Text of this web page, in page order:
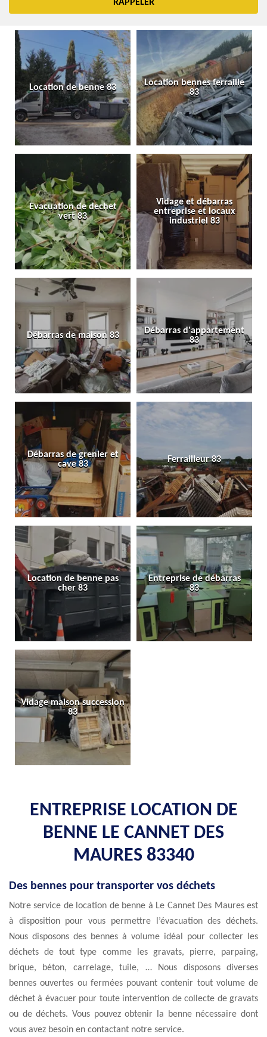
Location de benne 83
Location bennes ferraille
83
Evacuation de dechet
vert 83
Vidage et débarras
entreprise et locaux
industriel 83
Débarras de maison 83
Débarras d'appartement
83
Débarras de grenier et
cave 83
Ferrailleur 83
Location de benne pas
cher 83
Entreprise de débarras
83
Vidage maison succession
83
ENTREPRISE LOCATION DE
BENNE LE CANNET DES
MAURES 83340
Des bennes pour transporter vos déchets
Notre service de location de benne à Le Cannet Des Maures est
à disposition pour vous permettre l’évacuation des déchets.
Nous disposons des bennes à volume idéal pour collecter les
déchets de tout type comme les gravats, pierre, parpaing,
brique, béton, carrelage, tuile, … Nous disposons diverses
bennes ouvertes ou fermées pouvant contenir tout volume de
déchet à évacuer pour toute intervention de collecte de gravats
ou de déchets. Vous pouvez obtenir la benne nécessaire dont
vous avez besoin en contactant notre service.